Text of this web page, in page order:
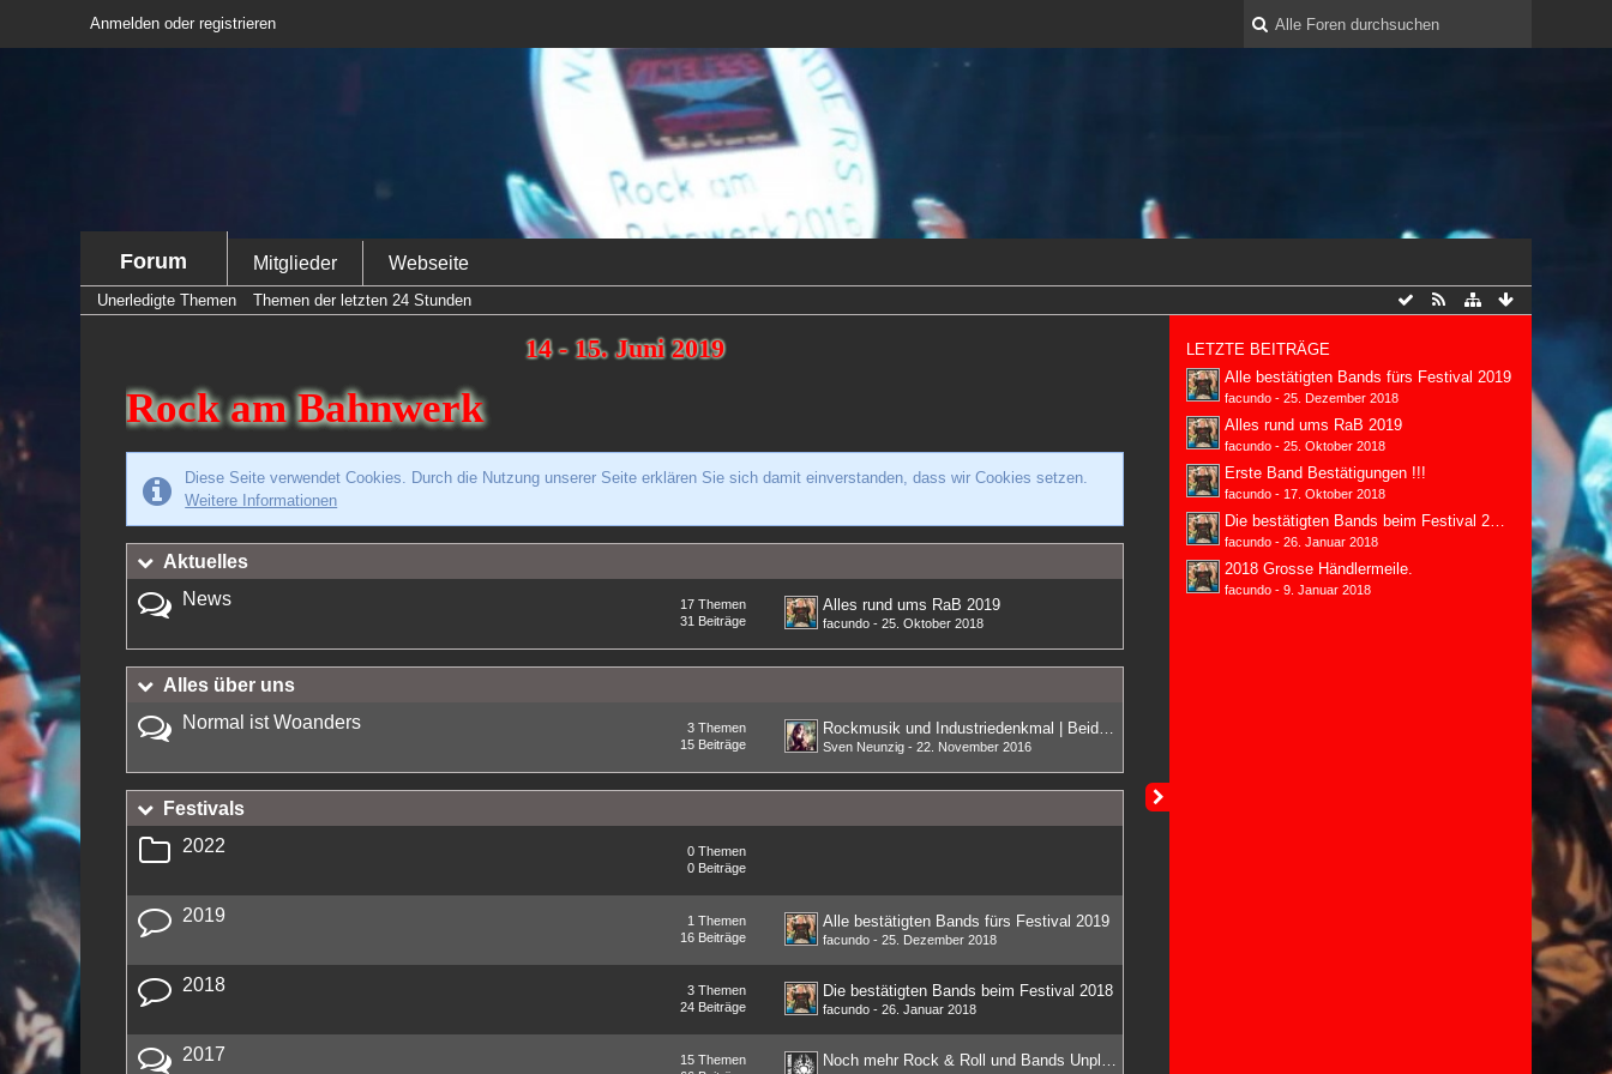
Anmelden oder registrieren
Forum Mitglieder Webseite
Unerledigte Themen Themen der letzten 24 Stunden
14 - 15. Juni 2019
Rock am Bahnwerk
Diese Seite verwendet Cookies. Durch die Nutzung unserer Seite erklären Sie sich damit einverstanden, dass wir Cookies setzen.
Weitere Informationen
Aktuelles
News
Themen
17
Beiträge
31
Alles rund ums RaB 2019
facundo - 25. Oktober 2018
Alles über uns
Normal ist Woanders
Themen
3
Beiträge
15
Rockmusik und Industriedenkmal | Beides vereint an einem Ort.
Sven Neunzig - 22. November 2016
Festivals
2022
Themen
0
Beiträge
0
2019 Themen
1
Beiträge
16
Alle bestätigten Bands fürs Festival 2019
facundo - 25. Dezember 2018
2018 Themen
3
Beiträge
24
Die bestätigten Bands beim Festival 2018
facundo - 26. Januar 2018
2017 Themen
15
Noch mehr Rock & Roll und Bands Unplugged in den Umbau Phasen
LETZTE BEITRÄGE
Alle bestätigten Bands fürs Festival 2019
facundo -25. Dezember 2018
Alles rund ums RaB 2019
facundo -25. Oktober 2018
Erste Band Bestätigungen !!!
facundo - 17. Oktober 2018
Die bestätigten Bands beim Festival 2018
facundo -26. Januar 2018
2018 Grosse Händlermeile.
facundo -9. Januar 2018